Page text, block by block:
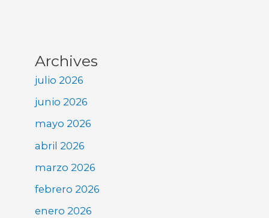
Archives
julio 2026
junio 2026
mayo 2026
abril 2026
marzo 2026
febrero 2026
enero 2026